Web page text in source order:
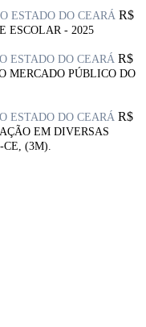
ESTADO DO CEARÁ R$
ESCOLAR - 2025
ESTADO DO CEARÁ R$
MERCADO PÚBLICO DO
ESTADO DO CEARÁ R$
EM DIVERSAS
(3M).